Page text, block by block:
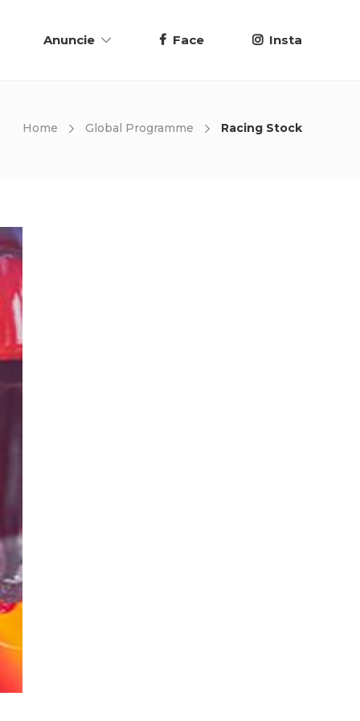
Anuncie Face Insta
Home Global Programme Racing Stock